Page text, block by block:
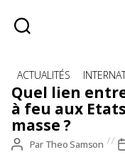
Catégories
ACTUALITÉS
Quel lien
à feu aux
masse ?
Auteur
Par Theo Samson